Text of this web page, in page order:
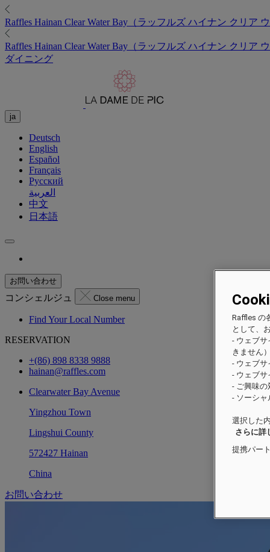
Raffles Hainan Clear Water Bay（ラッフルズ ハイナン クリア
Raffles Hainan Clear Water Bay（ラッフルズ ハイナン クリア
ダイニング
ja
Deutsch
English
Español
Français
Русский
العربية
中文
日本語
お問い合わせ
コンシェルジュ Close menu
Find Your Local Number
RESERVATION
+(86) 898 8338 9888
hainan@raffles.com
Clearwater Bay Avenue
Yingzhou Town
Lingshui County
572427 Hainan
China
お問い合わせ
Raffles の
として、
- ウェブ
きません
- ウェブ
- ウェブ
- ご興味
- ソーシ
選択した
さらに詳
提携パー